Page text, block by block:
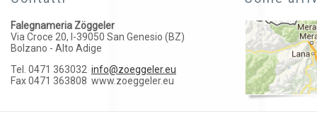
Falegnameria Zöggeler
Via Croce 20, I-39050 San Genesio (BZ)
Bolzano - Alto Adige
Tel. 0471 363032 info@zoeggeler.eu
Fax 0471 363808 www.zoeggeler.eu